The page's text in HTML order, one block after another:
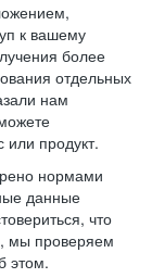
к вашему
более
отдельных
нам
или продукт.
нормами
данные
что
мы проверяем
этом.